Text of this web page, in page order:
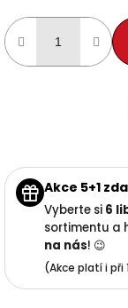
Akce 5+1
Vyberte si 6
sortimentu a
na nás! 😉
(Akce platí i při